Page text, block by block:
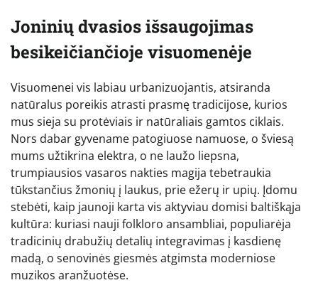
Joninių dvasios išsaugojimas
besikeičiančioje visuomenėje
Visuomenei vis labiau urbanizuojantis, atsiranda
natūralus poreikis atrasti prasmę tradicijose, kurios
mus sieja su protėviais ir natūraliais gamtos ciklais.
Nors dabar gyvename patogiuose namuose, o šviesą
mums užtikrina elektra, o ne laužo liepsna,
trumpiausios vasaros nakties magija tebetraukia
tūkstančius žmonių į laukus, prie ežerų ir upių. Įdomu
stebėti, kaip jaunoji karta vis aktyviau domisi baltiškąja
kultūra: kuriasi nauji folkloro ansambliai, populiarėja
tradicinių drabužių detalių integravimas į kasdienę
madą, o senovinės giesmės atgimsta moderniose
muzikos aranžuotėse.